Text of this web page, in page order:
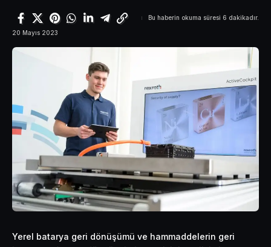
20 Mayıs 2023
Bu haberin okuma süresi 6 dakikadır.
Yerel batarya geri dönüşümü ve hammaddelerin geri